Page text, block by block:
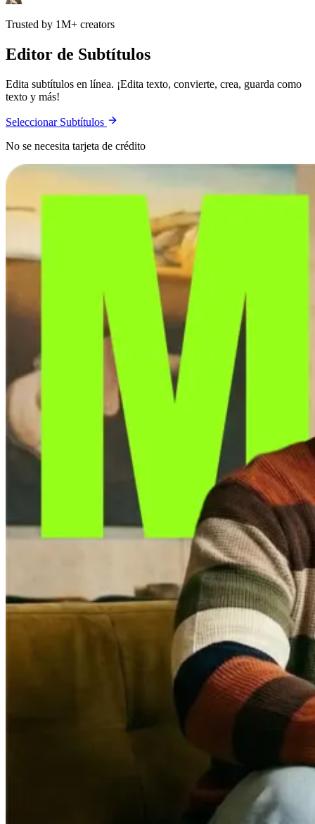
Trusted by 1M+ creators
Editor de Subtítulos
Edita subtítulos en línea. ¡Edita texto, convierte, crea, guarda como
texto y más!
Seleccionar Subtítulos
No se necesita tarjeta de crédito